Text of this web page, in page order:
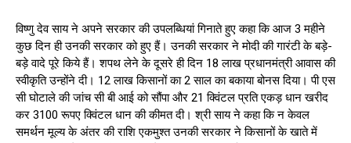
विष्णु देव साय ने अपने सरकार की उपलब्धियां गिनाते हुए कहा कि आज 3 महीने
कुछ दिन ही उनकी सरकार को हुए हैं। उनकी सरकार ने मोदी की गारंटी के बड़े-
बड़े वादे पूरे किये हैं। शपथ लेने के दूसरे ही दिन 18 लाख प्रधानमंत्री आवास की
स्वीकृति उन्होंने दी। 12 लाख किसानों का 2 साल का बकाया बोनस दिया। पी एस
सी घोटाले की जांच सी बी आई को सौंपा और 21 क्विंटल प्रति एकड़ धान खरीद
कर 3100 रूपए क्विंटल धान की कीमत दी। श्री साय ने कहा कि न केवल
समर्थन मूल्य के अंतर की राशि एकमुश्त उनकी सरकार ने किसानों के खाते में